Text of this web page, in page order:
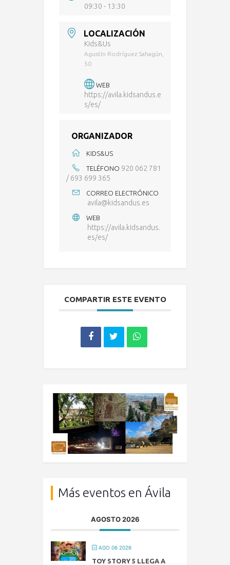
09:30 - 13:30
LOCALIZACIÓN
Kids&Us
Agustín Rodríguez Sahagún,
50
WEB
https://avila.kidsandus.e
s/es/
ORGANIZADOR
KIDS&US
TELÉFONO 920 062 781
/ 693 699 365
CORREO ELECTRÓNICO
avila@kidsandus.es
WEB
https://avila.kidsandus.
es/es/
COMPARTIR ESTE EVENTO
Más eventos en Ávila
AGOSTO 2026
AGO 06 2026
TOY STORY 5 LLEGA A